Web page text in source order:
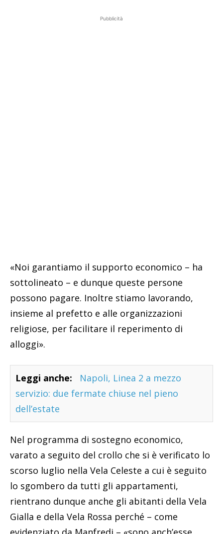
Pubblicità
«Noi garantiamo il supporto economico – ha
sottolineato – e dunque queste persone
possono pagare. Inoltre stiamo lavorando,
insieme al prefetto e alle organizzazioni
religiose, per facilitare il reperimento di
alloggi».
Leggi anche:
Napoli, Linea 2 a mezzo
servizio: due fermate chiuse nel pieno
dell’estate
Nel programma di sostegno economico,
varato a seguito del crollo che si è verificato lo
scorso luglio nella Vela Celeste a cui è seguito
lo sgombero da tutti gli appartamenti,
rientrano dunque anche gli abitanti della Vela
Gialla e della Vela Rossa perché – come